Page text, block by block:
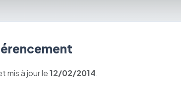
mis à jour le12/02/2014.